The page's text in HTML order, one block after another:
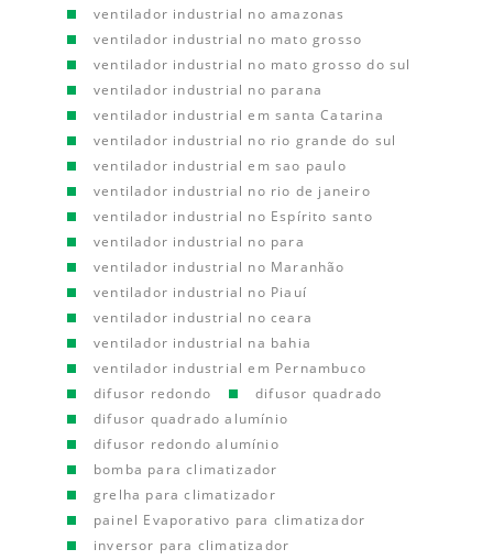
ventilador industrial no amazonas
ventilador industrial no mato grosso
ventilador industrial no mato grosso do sul
ventilador industrial no parana
ventilador industrial em santa Catarina
ventilador industrial no rio grande do sul
ventilador industrial em sao paulo
ventilador industrial no rio de janeiro
ventilador industrial no Espírito santo
ventilador industrial no para
ventilador industrial no Maranhão
ventilador industrial no Piauí
ventilador industrial no ceara
ventilador industrial na bahia
ventilador industrial em Pernambuco
difusor redondo
difusor quadrado
difusor quadrado alumínio
difusor redondo alumínio
bomba para climatizador
grelha para climatizador
painel Evaporativo para climatizador
inversor para climatizador